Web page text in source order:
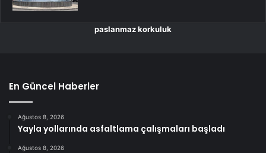
paslanmaz korkuluk
En Güncel Haberler
Ağustos 8, 2026
Yayla yollarında asfaltlama çalışmaları başladı
Ağustos 8, 2026